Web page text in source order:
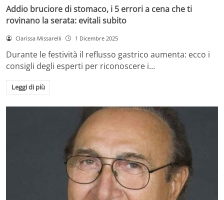
Addio bruciore di stomaco, i 5 errori a cena che ti
rovinano la serata: evitali subito
Clarissa Missarelli 1 Dicembre 2025
Durante le festività il reflusso gastrico aumenta: ecco i
consigli degli esperti per riconoscere i…
Leggi di più